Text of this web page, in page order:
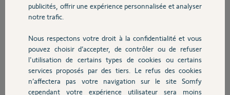
Domotique
Chauffage
Autres produits
Bonjour Laurent,
D'après ce que vous nous indiquez, il semblerait qu'il y ait un souci sur la
pignonerie interne de votre moteur. Je vous envoi donc un message
privé afin de traiter votre SAV.
publicités, offrir une expérience personnalisée et analyser
notre trafic.
Nous respectons votre droit à la confidentialité et vous
pouvez choisir d’accepter, de contrôler ou de refuser
l'utilisation de certains types de cookies ou certains
services proposés par des tiers. Le refus des cookies
n’affectera pas votre navigation sur le site Somfy
cependant votre expérience utilisateur sera moins